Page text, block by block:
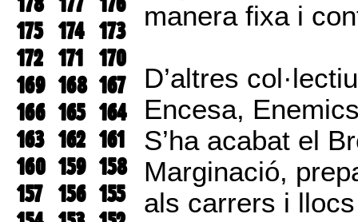
175 174 173
172 171 170
169 168 167
166 165 164
163 162 161
160 159 158
157 156 155
manera fixa i
D’altres
Encesa,
S’ha acabat el
Marginació,
als carrers i